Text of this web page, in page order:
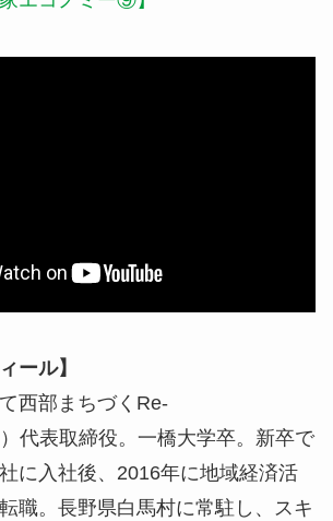
ール】
西部まちづくRe-
代表取締役。一橋大学卒。新卒で
に入社後、2016年に地域経済活
職。長野県白馬村に常駐し、スキ